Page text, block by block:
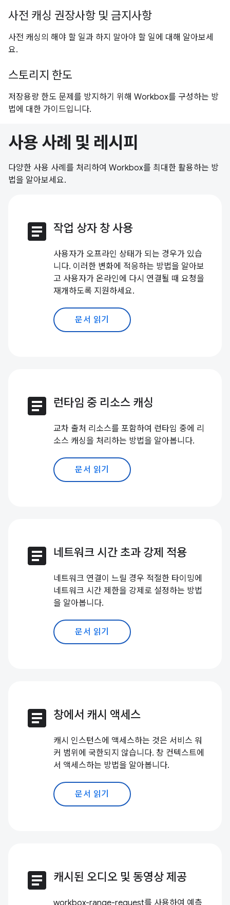
사전 캐싱 권장사항 및 금지사항
사전 캐싱의 해야 할 일과 하지 말아야 할 일에 대해 알아보세
요.
스토리지 한도
저장용량 한도 문제를 방지하기 위해 Workbox를 구성하는 방
법에 대한 가이드입니다.
사용 사례 및 레시피
다양한 사용 사례를 처리하여 Workbox를 최대한 활용하는 방
법을 알아보세요.
article 작업 상자 창 사용
사용자가 오프라인 상태가 되는 경우가 있습
니다. 이러한 변화에 적응하는 방법을 알아보
고 사용자가 온라인에 다시 연결될 때 요청을
재개하도록 지원하세요.
문서 읽기
article 런타임 중 리소스 캐싱
교차 출처 리소스를 포함하여 런타임 중에 리
소스 캐싱을 처리하는 방법을 알아봅니다.
문서 읽기
article 네트워크 시간 초과 강제 적용
네트워크 연결이 느릴 경우 적절한 타이밍에
네트워크 시간 제한을 강제로 설정하는 방법
을 알아봅니다.
문서 읽기
article 창에서 캐시 액세스
캐시 인스턴스에 액세스하는 것은 서비스 워
커 범위에 국한되지 않습니다. 창 컨텍스트에
서 액세스하는 방법을 알아봅니다.
문서 읽기
article 캐시된 오디오 및 동영상 제공